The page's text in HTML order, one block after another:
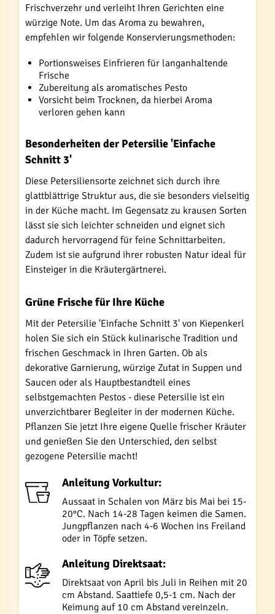
Frischverzehr und verleiht Ihren Gerichten eine
würzige Note. Um das Aroma zu bewahren,
empfehlen wir folgende Konservierungsmethoden:
Portionsweises Einfrieren für langanhaltende
Frische
Zubereitung als aromatisches Pesto
Vorsicht beim Trocknen, da hierbei Aroma
verloren gehen kann
Besonderheiten der Petersilie 'Einfache
Schnitt 3'
Diese Petersiliensorte zeichnet sich durch ihre
glattblättrige Struktur aus, die sie besonders vielseitig
in der Küche macht. Im Gegensatz zu krausen Sorten
lässt sie sich leichter schneiden und eignet sich
dadurch hervorragend für feine Schnittarbeiten.
Zudem ist sie aufgrund ihrer robusten Natur ideal für
Einsteiger in die Kräutergärtnerei.
Grüne Frische für Ihre Küche
Mit der Petersilie 'Einfache Schnitt 3' von Kiepenkerl
holen Sie sich ein Stück kulinarische Tradition und
frischen Geschmack in Ihren Garten. Ob als
dekorative Garnierung, würzige Zutat in Suppen und
Saucen oder als Hauptbestandteil eines
selbstgemachten Pestos - diese Petersilie ist ein
unverzichtbarer Begleiter in der modernen Küche.
Pflanzen Sie jetzt Ihre eigene Quelle frischer Kräuter
und genießen Sie den Unterschied, den selbst
gezogene Petersilie macht!
Anleitung Vorkultur:
Aussaat in Schalen von März bis Mai bei 15-
20°C. Nach 14-28 Tagen keimen die Samen.
Jungpflanzen nach 4-6 Wochen ins Freiland
oder in Töpfe setzen.
Anleitung Direktsaat:
Direktsaat von April bis Juli in Reihen mit 20
cm Abstand. Saattiefe 0,5-1 cm. Nach der
Keimung auf 10 cm Abstand vereinzeln.